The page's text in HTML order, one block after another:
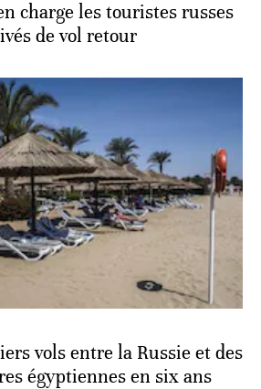
charge les touristes russes
de vol retour
vols entre la Russie et des
égyptiennes en six ans